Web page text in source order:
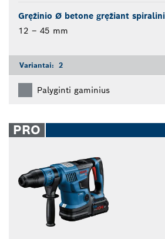
Gręžinio Ø betone gręžiant
12 – 45 mm
Variantai: 2
Palyginti gaminius
PRO